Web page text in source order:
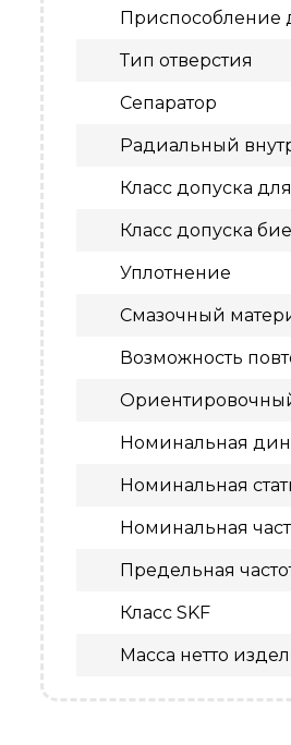
Приспособление
Тип отверстия
Сепаратор
Радиальный
Класс допуска
Класс допуска
Уплотнение
Смазочный
Возможность
Номинальная
Номинальная
Номинальная
Предельная
Класс SKF
Масса нетто